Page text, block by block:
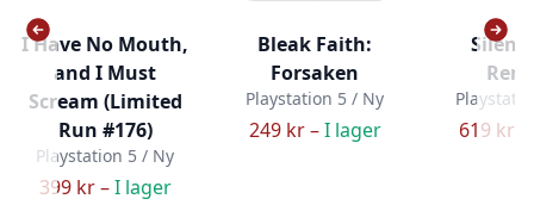
I Have No Mouth,
and I Must
Scream (Limited
Run #176)
Playstation 5 / Ny
399 kr –I lager
Bleak Faith:
Forsaken
Playstation 5 / Ny
249 kr –I lager
Silent
619 kr –